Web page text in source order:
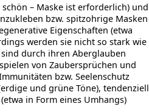
– Maske ist erforderlich) und
bzw. spitzohrige Masken
Eigenschaften (etwa
werden sie nicht so stark wie
durch ihren Aberglauben
von Zaubersprüchen und
bzw. Seelenschutz
und grüne Töne), tendenziell
in Form eines Umhangs)